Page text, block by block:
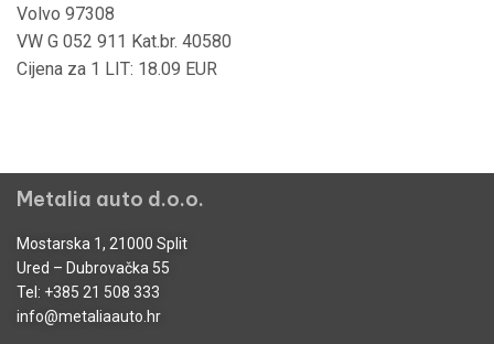
Volvo 97308
VW G 052 911 Kat.br. 40580
Cijena za 1 LIT: 18.09 EUR
Metalia auto d.o.o.
Mostarska 1, 21000 Split
Ured – Dubrovačka 55
Tel: +385 21 508 333
info@metaliaauto.hr